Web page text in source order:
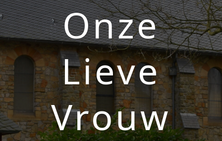
Onze
Lieve
Vrouw